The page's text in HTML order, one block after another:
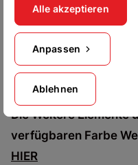
Der Korpus ist mit
Leiste aus MDF-Platte
- F ronten aus MDF-
Die Weitere Elemente
verfügbaren Farbe
HIER
Ablehnen
Anpassen
Alle akzeptieren